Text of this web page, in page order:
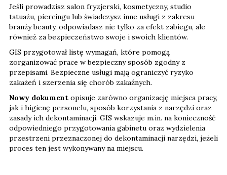
Jeśli prowadzisz salon fryzjerski, kosmetyczny, studio
tatuażu, piercingu lub świadczysz inne usługi z zakresu
branży beauty, odpowiadasz nie tylko za efekt zabiegu, ale
również za bezpieczeństwo swoje i swoich klientów.
GIS przygotował listę wymagań, które pomogą
zorganizować prace w bezpieczny sposób zgodny z
przepisami. Bezpieczne usługi mają ograniczyć ryzyko
zakażeń i szerzenia się chorób zakaźnych.
Nowy dokument opisuje zarówno organizację miejsca pracy,
jak i higienę personelu, sposób korzystania z narzędzi oraz
zasady ich dekontaminacji. GIS wskazuje m.in. na konieczność
odpowiedniego przygotowania gabinetu oraz wydzielenia
przestrzeni przeznaczonej do dekontaminacji narzędzi, jeżeli
proces ten jest wykonywany na miejscu.